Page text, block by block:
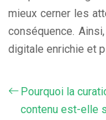
mieux cerner les
conséquence.
digitale enrichie et
Pourquoi la
contenu est-elle